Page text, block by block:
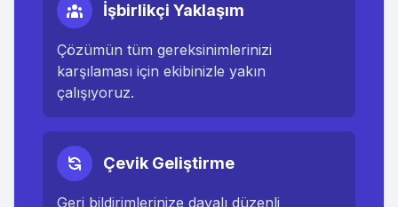
İşbirlikçi Yaklaşım
Çözümün tüm gereksinimlerinizi
karşılaması için ekibinizle yakın
çalışıyoruz.
Çevik Geliştirme
Geri bildirimlerinize dayalı düzenli